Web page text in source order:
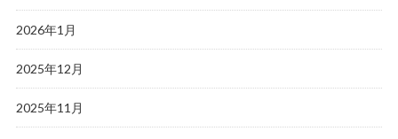
2026年1月
2025年12月
2025年11月